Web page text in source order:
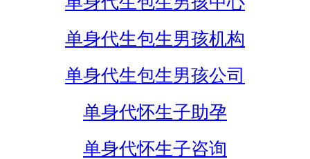
单身代生包生男孩机构
单身代生包生男孩公司
单身代怀生子助孕
单身代怀生子咨询